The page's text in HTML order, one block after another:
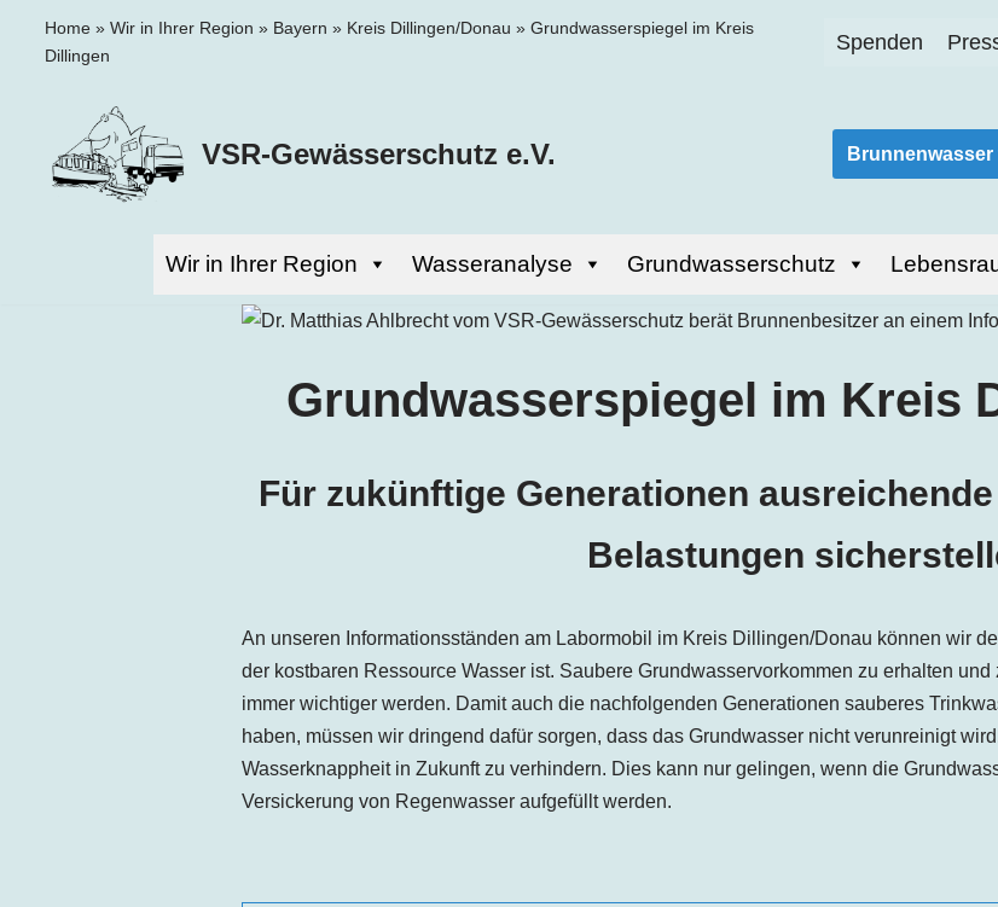
Zum
springen
Home » Wir in Ihrer Region » Bayern » Kreis Dillingen/Donau » Grundwasserspiegel im Kreis
Dillingen
Spenden
VSR-Gewässerschutz e.V. Brunnenwasser
Wir in Ihrer Region Wasseranalyse Grundwasserschutz
Grundwasserspiegel im Kreis
Für zukünftige Generationen
Belastungen
An unseren Informationsständen am Labormobil im Kreis Dillingen/Donau können wir
der kostbaren Ressource Wasser ist. Saubere Grundwasservorkommen zu erhalten
immer wichtiger werden. Damit auch die nachfolgenden Generationen sauberes
haben, müssen wir dringend dafür sorgen, dass das Grundwasser nicht verunreinigt
Wasserknappheit in Zukunft zu verhindern. Dies kann nur gelingen, wenn die
Versickerung von Regenwasser aufgefüllt werden.